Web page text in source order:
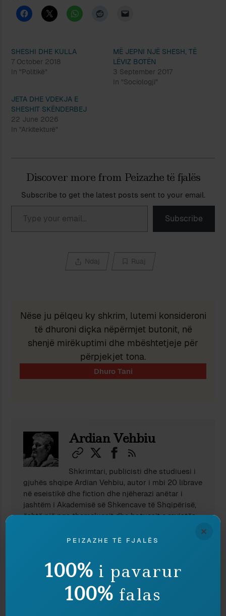
SHESHI DHE KULLA
7 October 2018
In "Politikë"
MË JEPNI NJË SHESH, TË
LËVIZ BOTËN
3 September 2017
In "Sociologji"
JETA DHE VDEKJA E
SHESHIT SKËNDERBEJ
22 June 2026
In "Arkitekturë"
Discover more from Peizazhe të fjalës
Subscribe to get the latest posts sent to your email.
Type your email…
Subscribe
Ndaj Ruaj
Nëse ju pëlqeu ky shkrim, lutemi konsideroni
të dhuroni diçka nëpërmjet butonit, në
shenjë mirëkuptimi dhe mbështetjeje për
përpjekjet tona.
Ardian Vehbiu
Shkrimtari, publicisti dhe studiuesi i
gjuhës shqipe Ardian Vehbiu, autor i mbi 20 librave
në eseistikë dhe fiction dhe njëherazi anëtar i
jashtëm i Akademisë së Shkencave të Shqipërisë,
është një nga themeluesit dhe botuesit e revistës
TË NGJASHME
×
PEIZAZHE TË FJALËS
100% i pavarur
100% falas